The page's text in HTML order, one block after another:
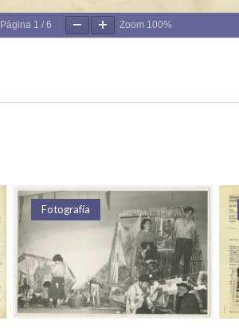
Página 1 / 6 Zoom 100%
Texto Texto